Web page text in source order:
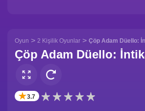
Oyun > 2 Kişilik Oyunlar > Çöp Adam Düello:
Çöp Adam Düello:
✭3.7